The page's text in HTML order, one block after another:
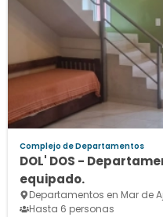
Complejo de Departamentos
DOL' DOS -
equipado.
Departamentos en Mar de
Hasta 6 personas